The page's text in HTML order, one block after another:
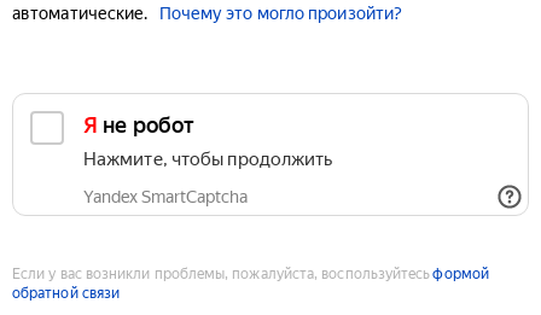
автоматические.
Почему это могло произойти?
Я не робот
Нажмите, чтобы продолжить
Yandex SmartCaptcha
Если у вас возникли проблемы, пожалуйста, воспользуйтесьформой
обратной связи